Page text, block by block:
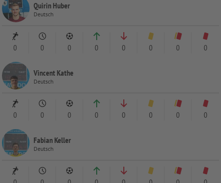
Quirin Huber
Deutsch
0 0 0 0 0 0 0 0
Vincent Kathe
Deutsch
0 0 0 0 0 0 0 0
Fabian Keller
Deutsch